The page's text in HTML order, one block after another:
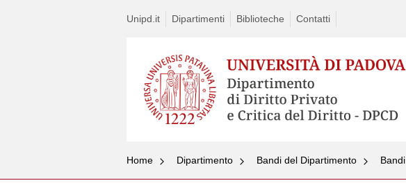
Unipd.it Dipartimenti Biblioteche Contatti
Home Dipartimento Bandi del Dipartimento Bandi